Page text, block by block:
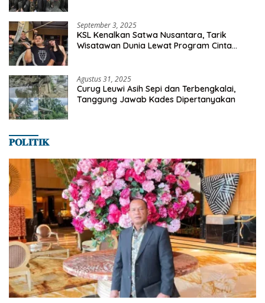
September 3, 2025
KSL Kenalkan Satwa Nusantara, Tarik
Wisatawan Dunia Lewat Program Cinta
Agustus 31, 2025
Curug Leuwi Asih Sepi dan Terbengkalai,
Tanggung Jawab Kades Dipertanyakan
𝐏𝐎𝐋𝐈𝐓𝐈𝐊